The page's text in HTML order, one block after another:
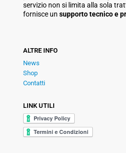
servizio non si limita alla sola
fornisce un supporto tecnico e
ALTRE INFO
News
Shop
Contatti
LINK UTILI